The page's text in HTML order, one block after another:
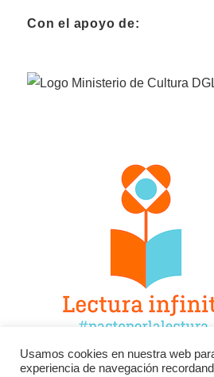
Con el apoyo de:
Usamos cookies en nuestra web
experiencia de navegación